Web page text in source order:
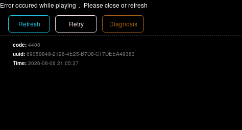
Error occured while playing， Please close or refresh
Refresh Retry Diagnosis
code: 4400
uuid: 69059849-2126-4E25-B7D8-C17DEEA49363
Time: 2026-08-06 21:05:37